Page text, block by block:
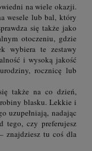
na wiele okazji.
wesele lub bal, który
się także jako
otoczeniu, gdzie
wybiera te zestawy
i wysoką jakość
rocznicę lub
także na co dzień,
blasku. Lekkie i
uzupełniają, nadając
tego, czy preferujesz
znajdziesz tu coś dla